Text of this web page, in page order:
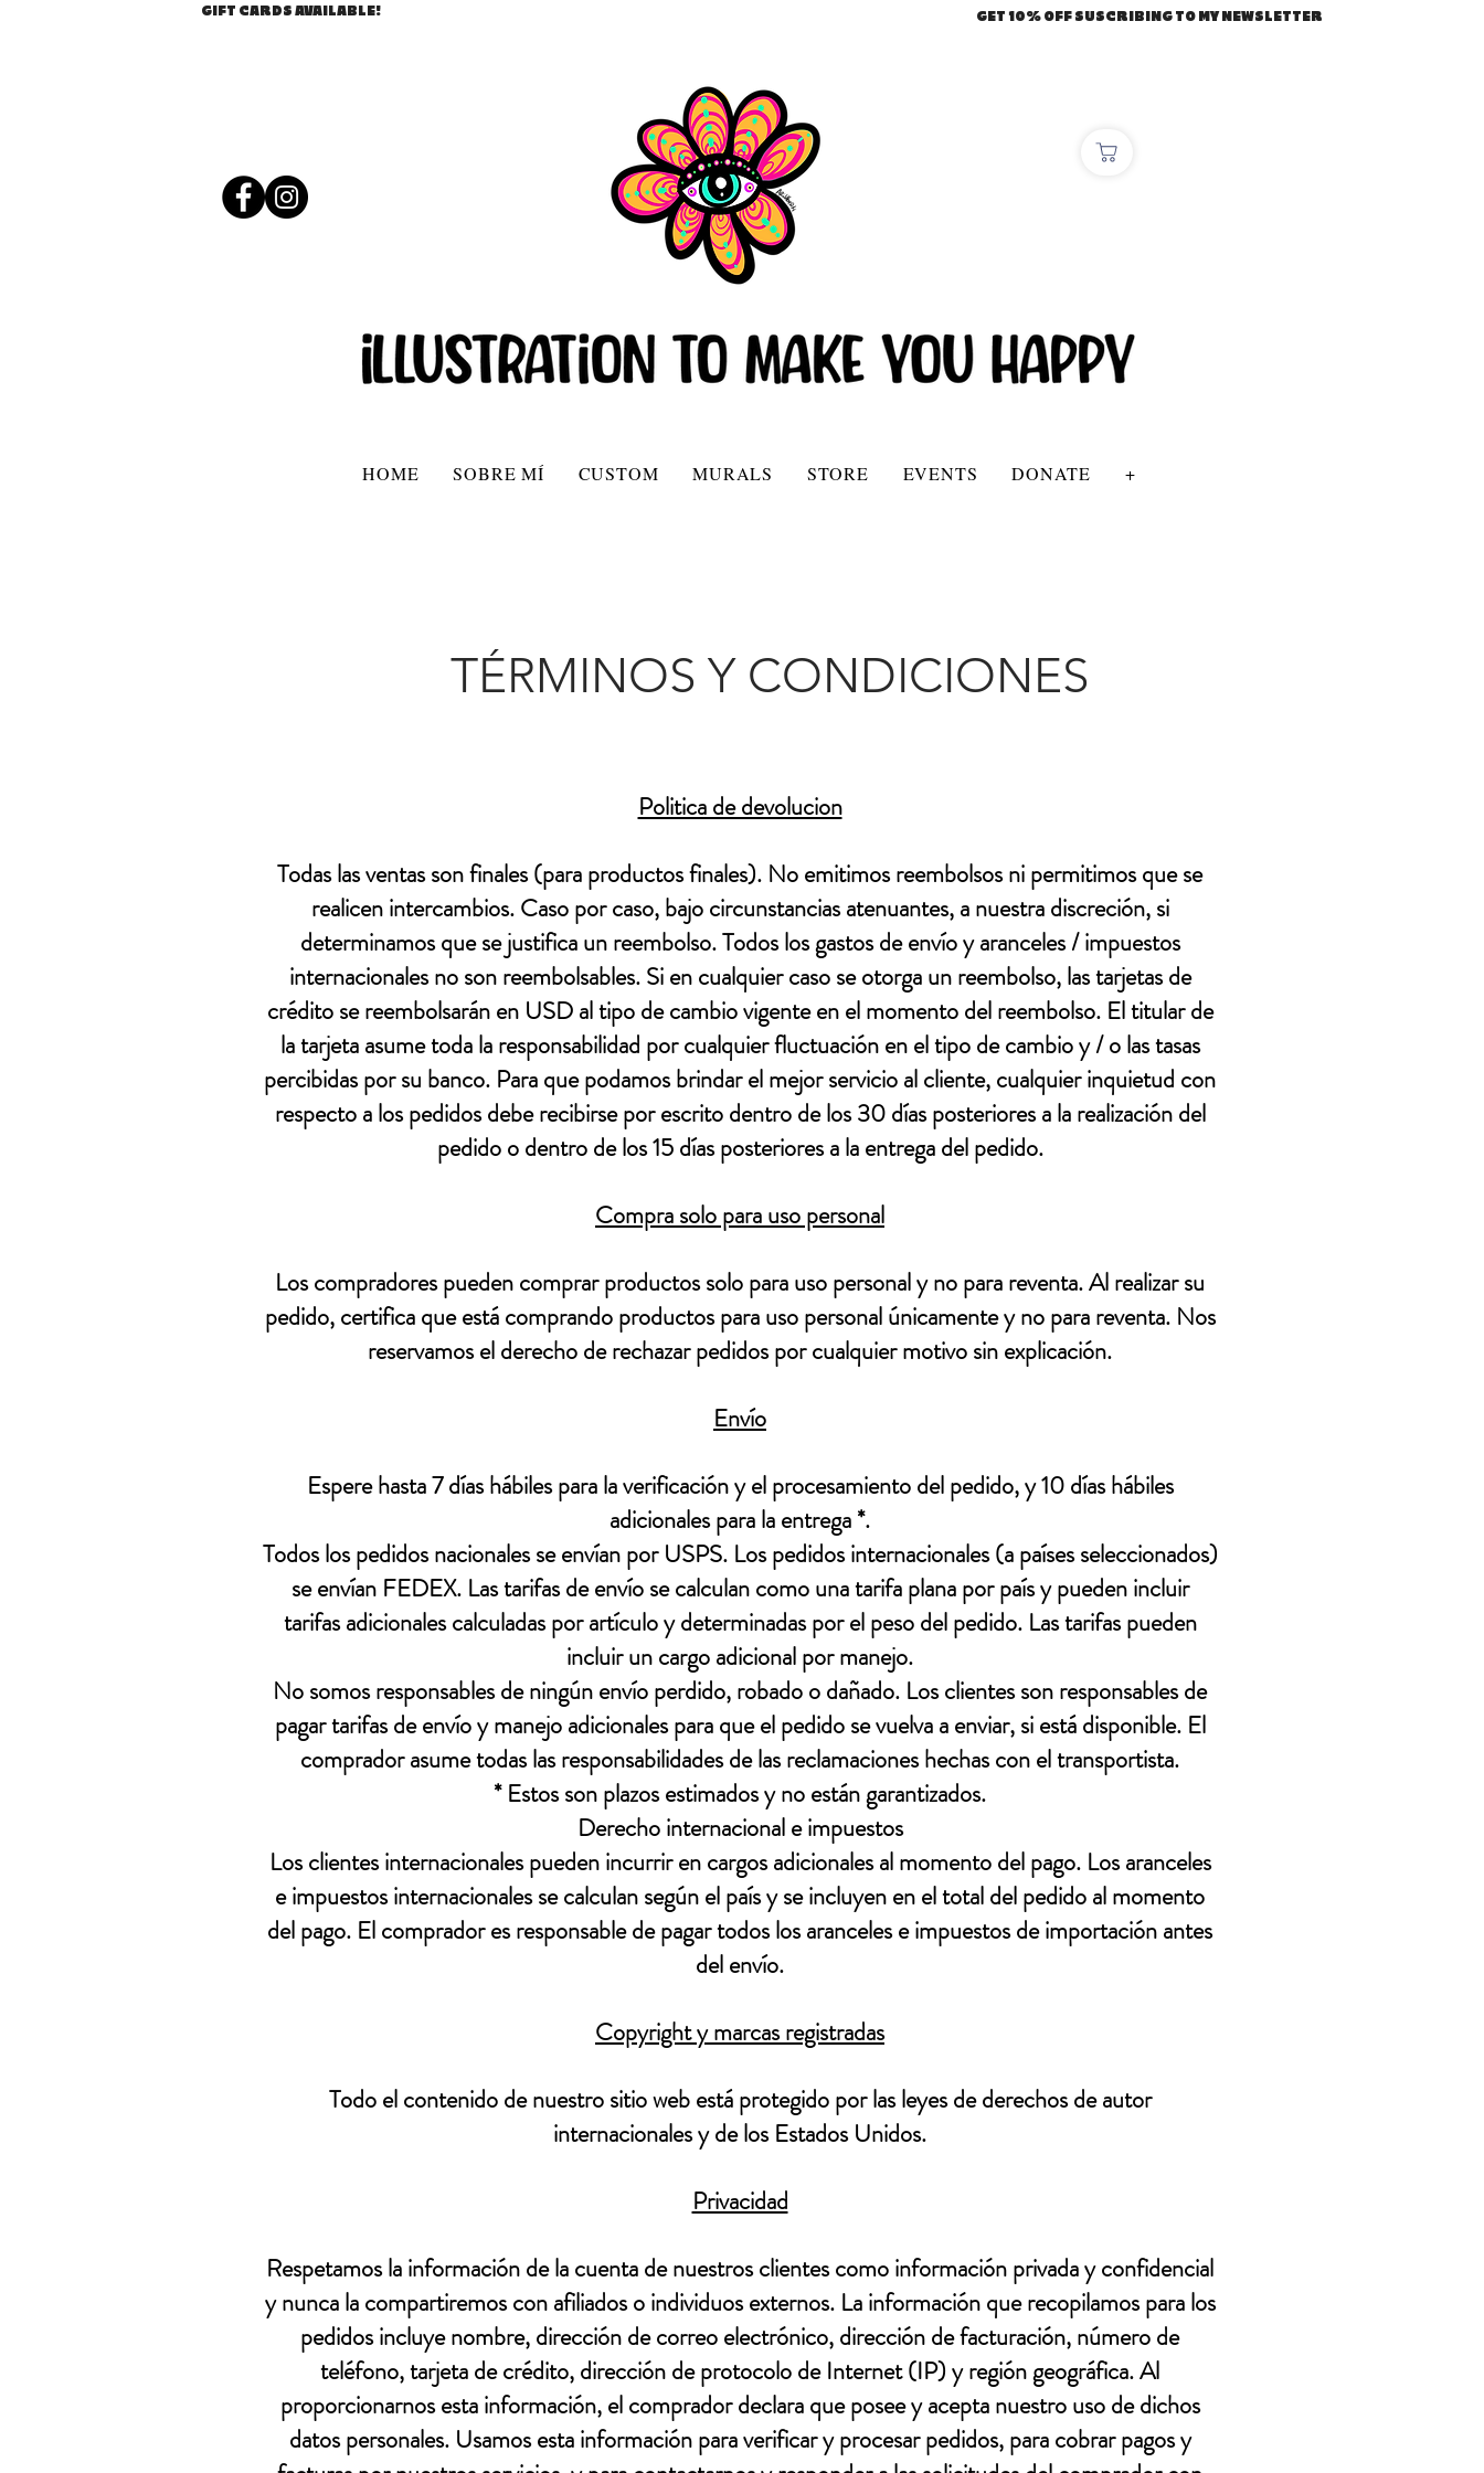
GIFT CARDS AVAILABLE! GET 10% OFF SUSCRIBING TO MY NEWSLETTER
HOME SOBRE MÍ CUSTOM MURALS STORE EVENTS DONATE +
TÉRMINOS Y CONDICIONES
Politica de devolucion
Todas las ventas son finales (para productos finales). No emitimos reembolsos ni permitimos que se
realicen intercambios. Caso por caso, bajo circunstancias atenuantes, a nuestra discreción, si
determinamos que se justifica un reembolso. Todos los gastos de envío y aranceles / impuestos
internacionales no son reembolsables. Si en cualquier caso se otorga un reembolso, las tarjetas de
crédito se reembolsarán en USD al tipo de cambio vigente en el momento del reembolso. El titular de
la tarjeta asume toda la responsabilidad por cualquier fluctuación en el tipo de cambio y / o las tasas
percibidas por su banco. Para que podamos brindar el mejor servicio al cliente, cualquier inquietud con
respecto a los pedidos debe recibirse por escrito dentro de los 30 días posteriores a la realización del
pedido o dentro de los 15 días posteriores a la entrega del pedido.
Compra solo para uso personal
Los compradores pueden comprar productos solo para uso personal y no para reventa. Al realizar su
pedido, certifica que está comprando productos para uso personal únicamente y no para reventa. Nos
reservamos el derecho de rechazar pedidos por cualquier motivo sin explicación.
Envío
Espere hasta 7 días hábiles para la verificación y el procesamiento del pedido, y 10 días hábiles
adicionales para la entrega *.
Todos los pedidos nacionales se envían por USPS. Los pedidos internacionales (a países seleccionados)
se envían FEDEX. Las tarifas de envío se calculan como una tarifa plana por país y pueden incluir
tarifas adicionales calculadas por artículo y determinadas por el peso del pedido. Las tarifas pueden
incluir un cargo adicional por manejo.
No somos responsables de ningún envío perdido, robado o dañado. Los clientes son responsables de
pagar tarifas de envío y manejo adicionales para que el pedido se vuelva a enviar, si está disponible. El
comprador asume todas las responsabilidades de las reclamaciones hechas con el transportista.
* Estos son plazos estimados y no están garantizados.
Derecho internacional e impuestos
Los clientes internacionales pueden incurrir en cargos adicionales al momento del pago. Los aranceles
e impuestos internacionales se calculan según el país y se incluyen en el total del pedido al momento
del pago. El comprador es responsable de pagar todos los aranceles e impuestos de importación antes
del envío.
Copyright y marcas registradas
Todo el contenido de nuestro sitio web está protegido por las leyes de derechos de autor
internacionales y de los Estados Unidos.
Privacidad
Respetamos la información de la cuenta de nuestros clientes como información privada y confidencial
y nunca la compartiremos con afiliados o individuos externos. La información que recopilamos para los
pedidos incluye nombre, dirección de correo electrónico, dirección de facturación, número de
teléfono, tarjeta de crédito, dirección de protocolo de Internet (IP) y región geográfica. Al
proporcionarnos esta información, el comprador declara que posee y acepta nuestro uso de dichos
datos personales. Usamos esta información para verificar y procesar pedidos, para cobrar pagos y